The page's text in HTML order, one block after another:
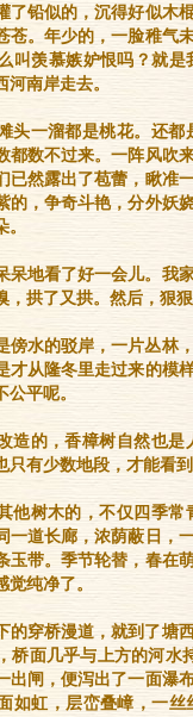
了铅似的，沉得好似木
苍。年少的，一脸稚气
叫羡慕嫉妒恨吗？就
南岸走去。
头一溜都是桃花。还
都数不过来。一阵风吹
已然露出了苞蕾，瞅准
的，争奇斗艳，分外妖
呆地看了好一会儿。我
，拱了又拱。然后，狠
傍水的驳岸，一片丛林
才从隆冬里走过来的模
平呢。
造的，香樟树自然也
只有少数地段，才能看到
他树木的，不仅四季
一道长廊，浓荫蔽日，
玉带。季节轮替，春在
纯净了。
的穿桥漫道，就到了塘
桥面几乎与上方的河水
出闸，便泻出了一面瀑
如虹，层峦叠嶂，一